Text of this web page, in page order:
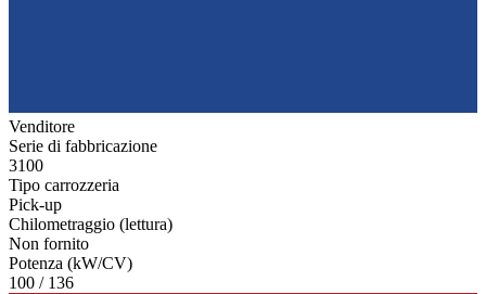
Venditore
Serie di fabbricazione
3100
Tipo carrozzeria
Pick-up
Chilometraggio (lettura)
Non fornito
Potenza (kW/CV)
100 / 136